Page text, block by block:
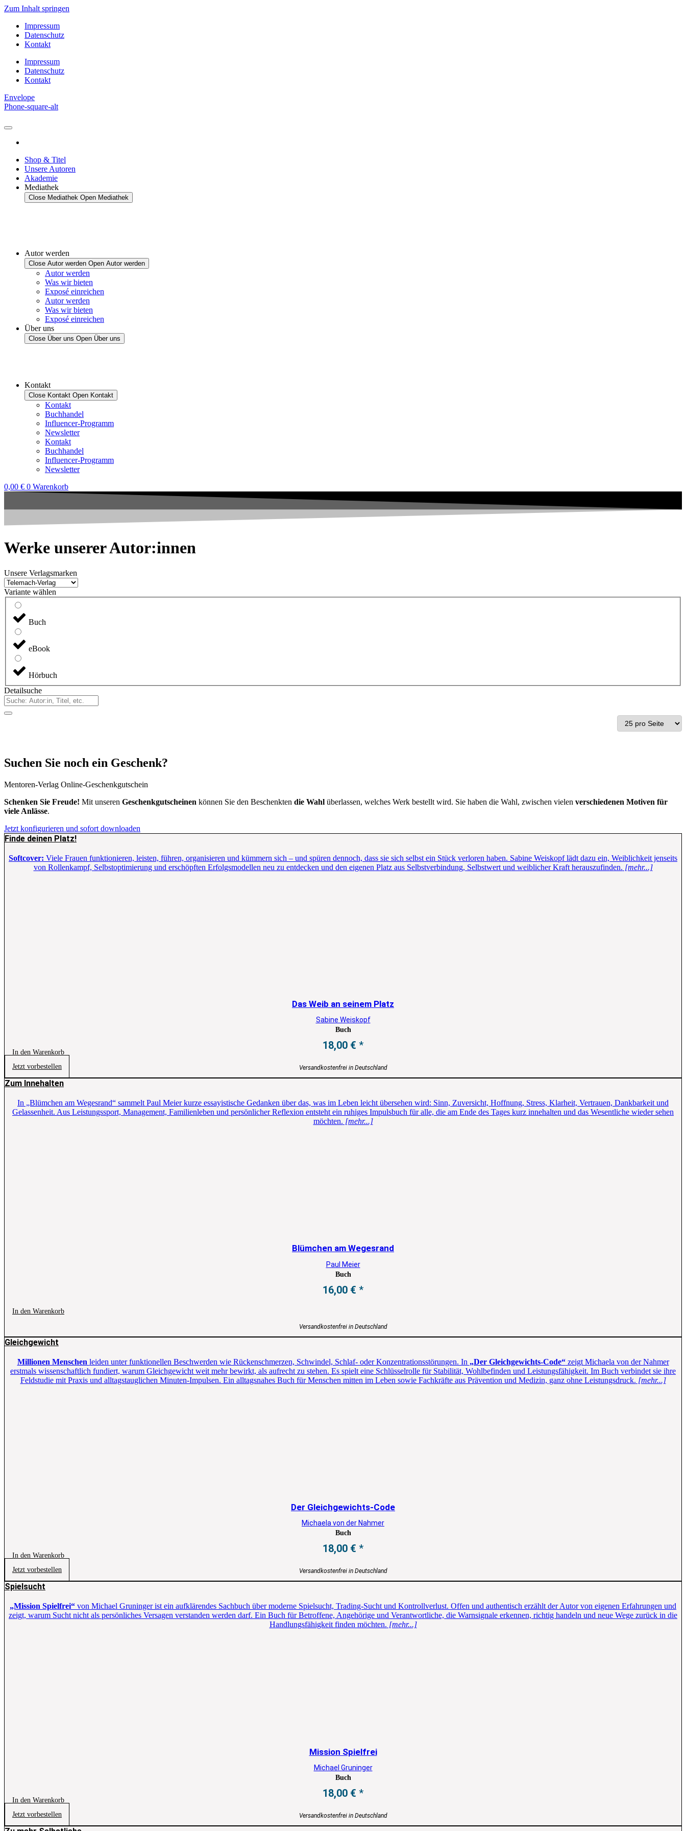
Zum Inhalt springen
Impressum
Datenschutz
Kontakt
Impressum
Datenschutz
Kontakt
Envelope
Phone-square-alt
Shop & Titel
Unsere Autoren
Akademie
Mediathek
Close Mediathek Open Mediathek
Autor werden
Close Autor werden Open Autor werden
Autor werden
Was wir bieten
Exposé einreichen
Autor werden
Was wir bieten
Exposé einreichen
Über uns
Close Über uns Open Über uns
Kontakt
Close Kontakt Open Kontakt
Kontakt
Buchhandel
Influencer-Programm
Newsletter
Kontakt
Buchhandel
Influencer-Programm
Newsletter
0,00 € 0 Warenkorb
Werke unserer Autor:innen
Unsere Verlagsmarken
Variante wählen
Buch
eBook
Hörbuch
Detailsuche
Suchen Sie noch ein Geschenk?
Mentoren-Verlag Online-Geschenkgutschein
Schenken Sie Freude! Mit unseren Geschenkgutscheinen können Sie den Beschenkten die Wahl überlassen, welches Werk bestellt wird. Sie haben die Wahl, zwischen vielen verschiedenen Motiven für
viele Anlässe.
Jetzt konfigurieren und sofort downloaden
Finde deinen Platz!
Softcover: Viele Frauen funktionieren, leisten, führen, organisieren und kümmern sich – und spüren dennoch, dass sie sich selbst ein Stück verloren haben. Sabine Weiskopf lädt dazu ein, Weiblichkeit jenseits
von Rollenkampf, Selbstoptimierung und erschöpften Erfolgsmodellen neu zu entdecken und den eigenen Platz aus Selbstverbindung, Selbstwert und weiblicher Kraft herauszufinden. [mehr...]
Das Weib an seinem Platz
Sabine Weiskopf
Buch
18,00 €
Jetzt vorbestellen
In den Warenkorb
Versandkostenfrei in Deutschland
Zum Innehalten
In „Blümchen am Wegesrand“ sammelt Paul Meier kurze essayistische Gedanken über das, was im Leben leicht übersehen wird: Sinn, Zuversicht, Hoffnung, Stress, Klarheit, Vertrauen, Dankbarkeit und
Gelassenheit. Aus Leistungssport, Management, Familienleben und persönlicher Reflexion entsteht ein ruhiges Impulsbuch für alle, die am Ende des Tages kurz innehalten und das Wesentliche wieder sehen
möchten. [mehr...]
Blümchen am Wegesrand
Paul Meier
Buch
16,00 €
In den Warenkorb
Versandkostenfrei in Deutschland
Gleichgewicht
Millionen Menschen leiden unter funktionellen Beschwerden wie Rückenschmerzen, Schwindel, Schlaf- oder Konzentrationsstörungen. In „Der Gleichgewichts-Code“zeigt Michaela von der Nahmer
erstmals wissenschaftlich fundiert, warum Gleichgewicht weit mehr bewirkt, als aufrecht zu stehen. Es spielt eine Schlüsselrolle für Stabilität, Wohlbefinden und Leistungsfähigkeit. Im Buch verbindet sie ihre
Feldstudie mit Praxis und alltagstauglichen Minuten-Impulsen. Ein alltagsnahes Buch für Menschen mitten im Leben sowie Fachkräfte aus Prävention und Medizin, ganz ohne Leistungsdruck. [mehr...]
Der Gleichgewichts-Code
Michaela von der Nahmer
Buch
18,00 €
Jetzt vorbestellen
In den Warenkorb
Versandkostenfrei in Deutschland
Spielsucht
„Mission Spielfrei“ von Michael Gruninger ist ein aufklärendes Sachbuch über moderne Spielsucht, Trading-Sucht und Kontrollverlust. Offen und authentisch erzählt der Autor von eigenen Erfahrungen und
zeigt, warum Sucht nicht als persönliches Versagen verstanden werden darf. Ein Buch für Betroffene, Angehörige und Verantwortliche, die Warnsignale erkennen, richtig handeln und neue Wege zurück in die
Handlungsfähigkeit finden möchten. [mehr...]
Mission Spielfrei
Michael Gruninger
Buch
18,00 €
Jetzt vorbestellen
In den Warenkorb
Versandkostenfrei in Deutschland